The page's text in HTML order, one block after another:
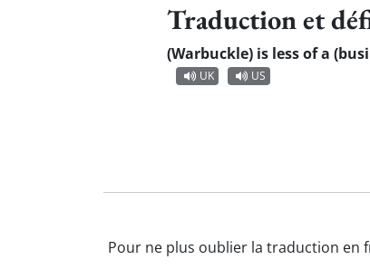
Traduction et
(Warbuckle) is less of a
UK
US
Pour ne plus oublier la traduction en